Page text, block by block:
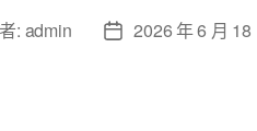
: admin
文 2026 年 6 月 18